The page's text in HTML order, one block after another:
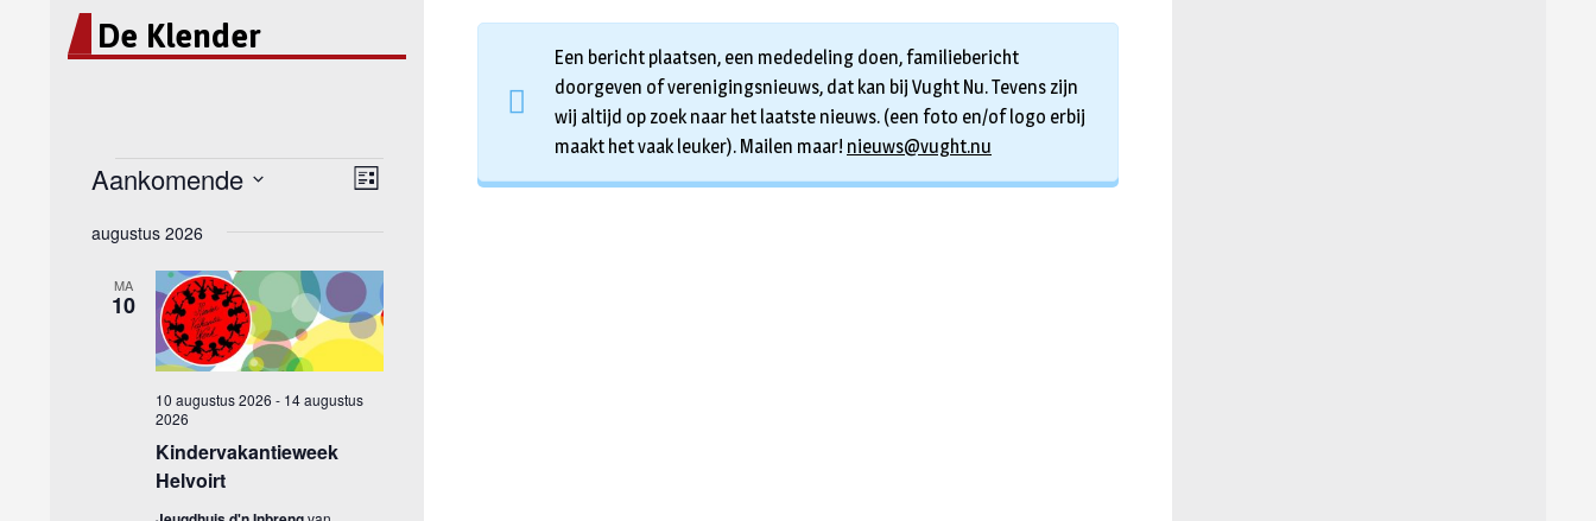
De Klender
Een bericht plaatsen, een mededeling doen, familiebericht
doorgeven of verenigingsnieuws, dat kan bij Vught Nu. Tevens zijn
wij altijd op zoek naar het laatste nieuws. (een foto en/of logo erbij
maakt het vaak leuker). Mailen maar! nieuws@vught.nu